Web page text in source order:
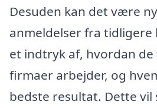
Desuden kan det være
anmeldelser fra tidligere
et indtryk af, hvordan de
firmaer arbejder, og
bedste resultat. Dette vil